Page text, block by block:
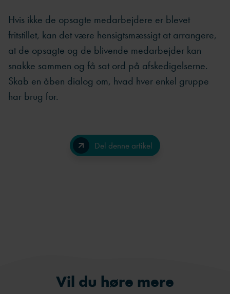
Hvis ikke de opsagte medarbejdere er blevet
fritstillet, kan det være hensigtsmæssigt at arrangere,
at de opsagte og de blivende medarbejder kan
snakke sammen og få sat ord på afskedigelserne.
Skab en åben dialog om, hvad hver enkel gruppe
har brug for.
Del denne artikel
Vil du høre mere